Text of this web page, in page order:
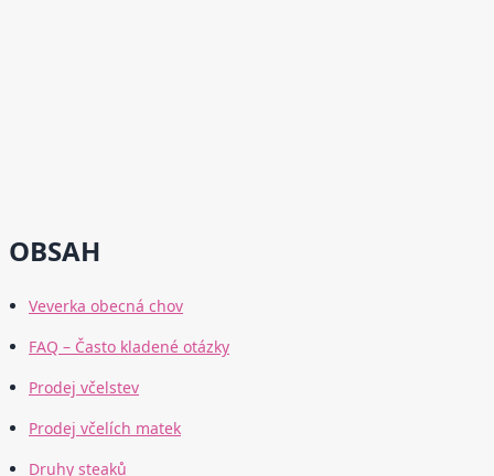
OBSAH
Veverka obecná chov
FAQ – Často kladené otázky
Prodej včelstev
Prodej včelích matek
Druhy steaků